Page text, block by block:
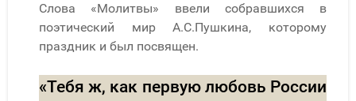
Слова «Молитвы» ввели собравшихся в
поэтический мир А.С.Пушкина, которому
праздник и был посвящен.
«Тебя ж, как первую любовь России